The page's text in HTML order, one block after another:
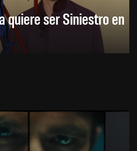
quiere ser Siniestro en